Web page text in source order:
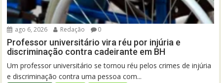
ago 6, 2026 Redação 0
Professor universitário vira réu por injúria e
discriminação contra cadeirante em BH
Um professor universitário se tornou réu pelos crimes de injúria
e discriminação contra uma pessoa com...